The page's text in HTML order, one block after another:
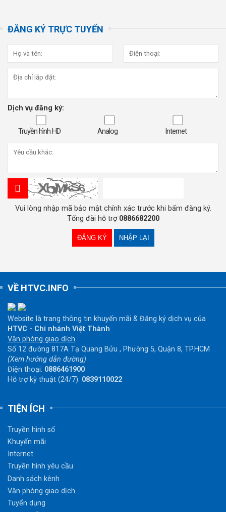
ĐĂNG KÝ TRỰC TUYẾN
Dịch vụ đăng ký:
Truyền hình HD Analog Internet
Vui lòng nhập mã bảo mật chính xác trước khi bấm đăng ký.
Tổng đài hỗ trợ 0886682200
VỀ HTVC.INFO
Website là trang thông tin khuyến mãi & Đăng ký dịch vụ của
HTVC - Chi nhánh Việt Thành
Văn phòng giao dịch
Số 12 đường 817A Tạ Quang Bửu , Phường 5, Quận 8, TP.HCM
(Xem hướng dẫn đường)
Điện thoại: 0886461900
Hỗ trợ kỹ thuật (24/7): 0839110022
TIỆN ÍCH
Truyền hình số
Khuyến mãi
Internet
Truyền hình yêu cầu
Danh sách kênh
Văn phòng giao dịch
Tuyển dụng